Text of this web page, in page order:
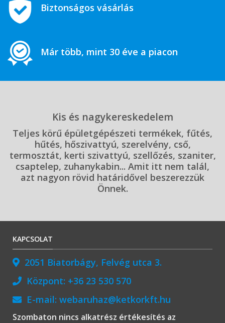
Biztonságos vásárlás
Már több, mint 30 éve a piacon
Kis és nagykereskedelem
Teljes körű épületgépészeti termékek, fűtés,
hűtés, hőszivattyú, szerelvény, cső,
termosztát, kerti szivattyú, szellőzés, szaniter,
csaptelep, zuhanykabin... Amit itt nem talál,
azt nagyon rövid határidővel beszerezzük
Önnek.
KAPCSOLAT
2051 Biatorbágy, Felvég utca 3.
Központ: +36 23 530 570
E-mail: webaruhaz@ketkorkft.hu
Szombaton nincs alkatrész értékesítés az